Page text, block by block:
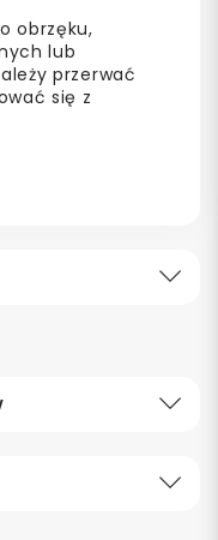
obrzęku,
lub
przerwać
się z